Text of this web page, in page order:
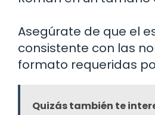
Asegúrate de que el
consistente con las
formato requeridas
Quizás también te